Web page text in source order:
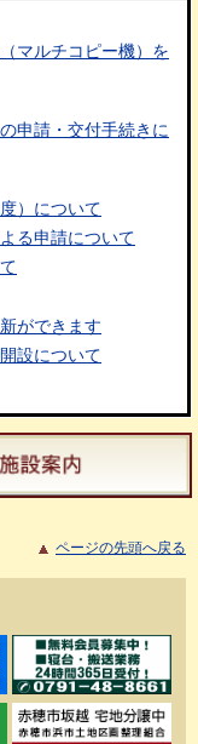
マルチコピー機）を
申請・交付手続きに
）について
る申請について
ができます
設について
ページの先頭へ戻る